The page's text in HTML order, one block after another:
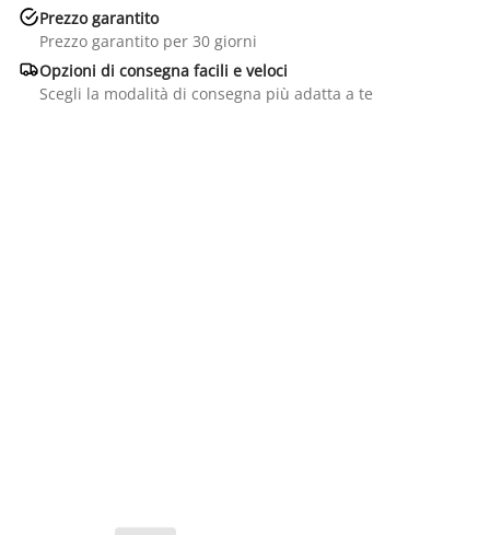
Prezzo garantito
Prezzo garantito per 30 giorni
Opzioni di consegna facili e veloci
Scegli la modalità di consegna più adatta a te